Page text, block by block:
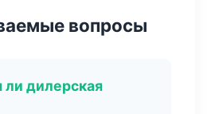
вопросы
ли дилерская